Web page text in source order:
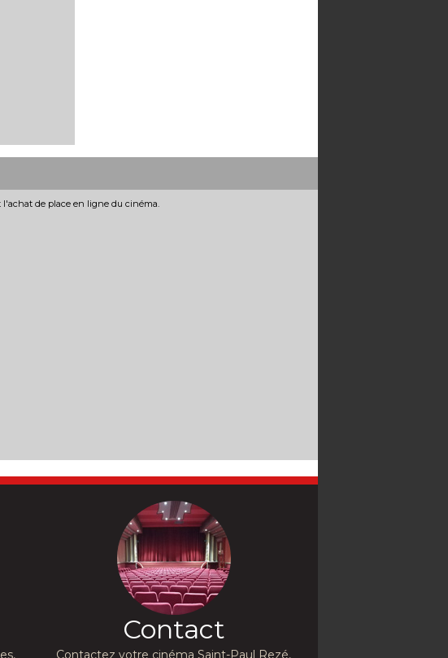
de place en ligne du cinéma.
Contact
Contactez votre cinéma Saint-Paul Rezé,